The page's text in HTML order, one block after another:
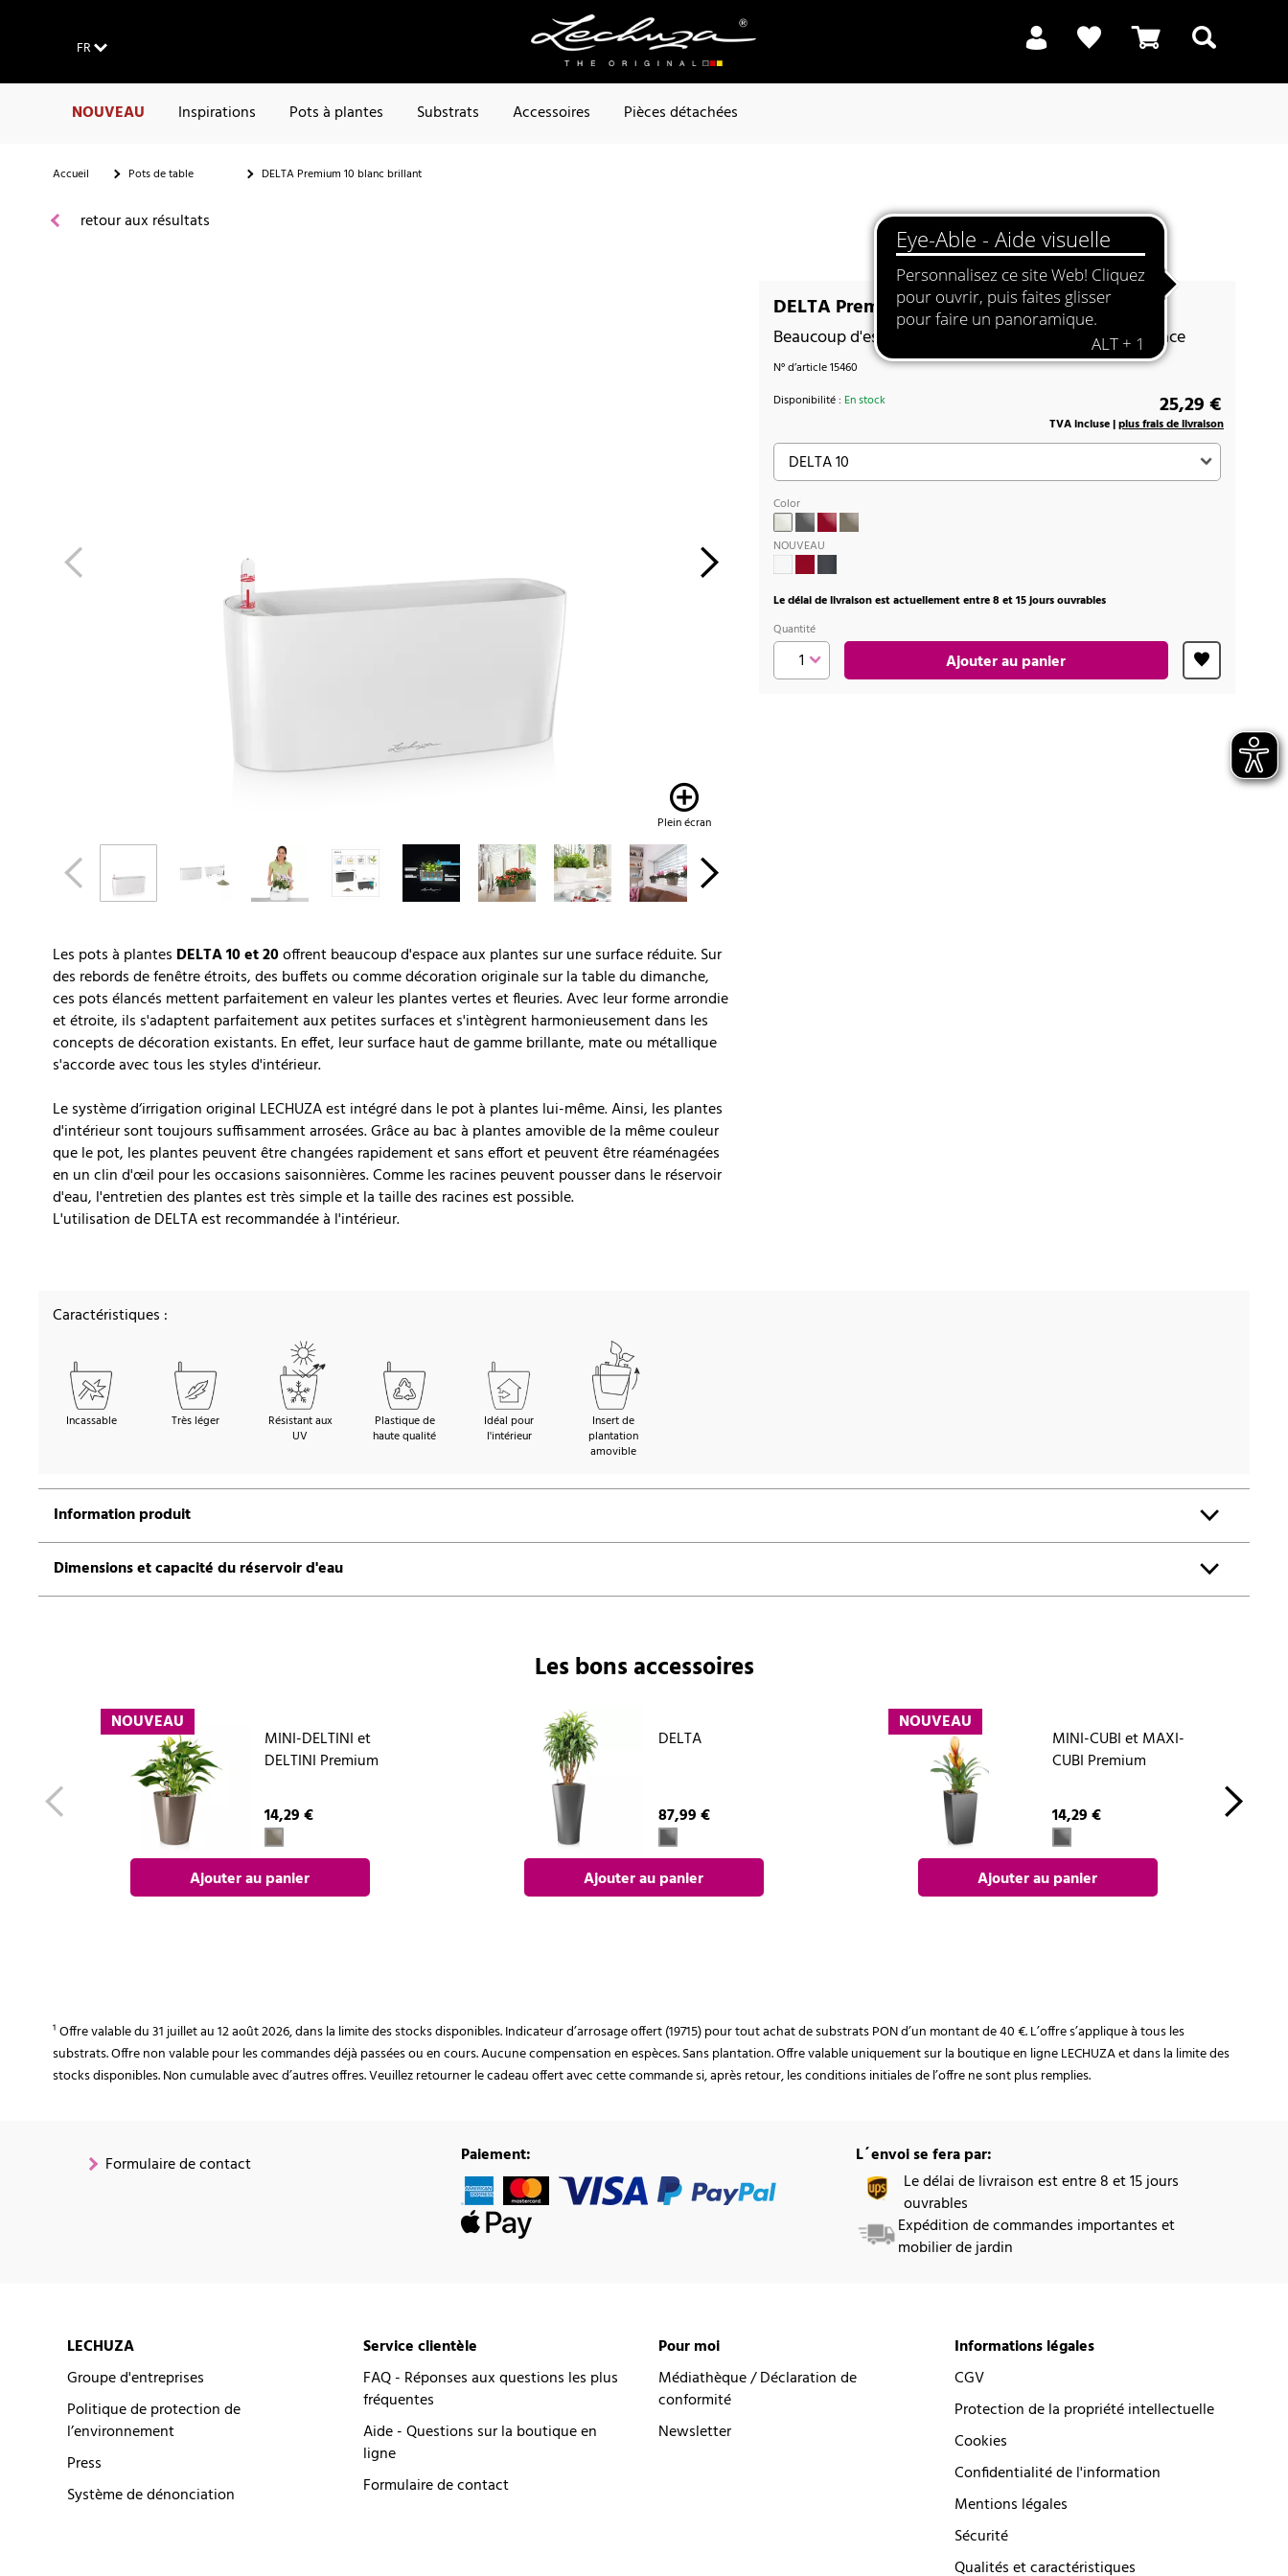
FR
NOUVEAU Inspirations Pots à plantes Substrats Accessoires Pièces détachées
Accueil Pots de table DELTA Premium 10 blanc brillant
retour aux résultats
Plein écran
DELTA Premium 10 blanc brillant
Beaucoup d'espace pour les plantes dans un petit espace
N° d’article15460
Disponibilité : En stock 25,29 €
TVA incluse |plus frais de livraison
Color
NOUVEAU
Le délai de livraison est actuellement entre 8 et 15 jours ouvrables
Quantité
Ajouter au panier
Les pots à plantes DELTA 10 et 20offrent beaucoup d'espace aux plantes sur une surface réduite. Sur
des rebords de fenêtre étroits, des buffets ou comme décoration originale sur la table du dimanche,
ces pots élancés mettent parfaitement en valeur les plantes vertes et fleuries. Avec leur forme arrondie
et étroite, ils s'adaptent parfaitement aux petites surfaces et s'intègrent harmonieusement dans les
concepts de décoration existants. En effet, leur surface haut de gamme brillante, mate ou métallique
s'accorde avec tous les styles d'intérieur.
Le système d‘irrigation original LECHUZA est intégré dans le pot à plantes lui-même. Ainsi, les plantes
d'intérieur sont toujours suffisamment arrosées. Grâce au bac à plantes amovible de la même couleur
que le pot, les plantes peuvent être changées rapidement et sans effort et peuvent être réaménagées
en un clin d'œil pour les occasions saisonnières. Comme les racines peuvent pousser dans le réservoir
d'eau, l'entretien des plantes est très simple et la taille des racines est possible.
L'utilisation de DELTA est recommandée à l'intérieur.
Caractéristiques :
Incassable Très léger
Résistant aux
UV
Plastique de
haute qualité
Idéal pour
l'intérieur
Insert de
plantation
amovible
Information produit
Dimensions et capacité du réservoir d'eau
Les bons accessoires
NOUVEAU
MINI-DELTINI et
DELTINI Premium
14,29 €
Ajouter au panier
DELTA
87,99 €
Ajouter au panier
NOUVEAU
MINI-CUBI et MAXI-
CUBI Premium
14,29 €
Ajouter au panier
¹ Offre valable du 31 juillet au 12 août 2026, dans la limite des stocks disponibles. Indicateur d’arrosage offert (19715) pour tout achat de substrats PON d’un montant de 40 €. L’offre s’applique à tous les
substrats. Offre non valable pour les commandes déjà passées ou en cours. Aucune compensation en espèces. Sans plantation. Offre valable uniquement sur la boutique en ligne LECHUZA et dans la limite des
stocks disponibles. Non cumulable avec d’autres offres. Veuillez retourner le cadeau offert avec cette commande si, après retour, les conditions initiales de l’offre ne sont plus remplies.
Formulaire de contact Paiement:
L´envoi se fera par:
Le délai de livraison est entre 8 et 15 jours
ouvrables
Expédition de commandes importantes et
mobilier de jardin
LECHUZA
Groupe d'entreprises
Politique de protection de
l’environnement
Press
Système de dénonciation
Service clientèle
FAQ - Réponses aux questions les plus
fréquentes
Aide - Questions sur la boutique en
ligne
Formulaire de contact
Pour moi
Médiathèque / Déclaration de
conformité
Newsletter
Informations légales
CGV
Protection de la propriété intellectuelle
Cookies
Confidentialité de l'information
Mentions légales
Sécurité
Qualités et caractéristiques